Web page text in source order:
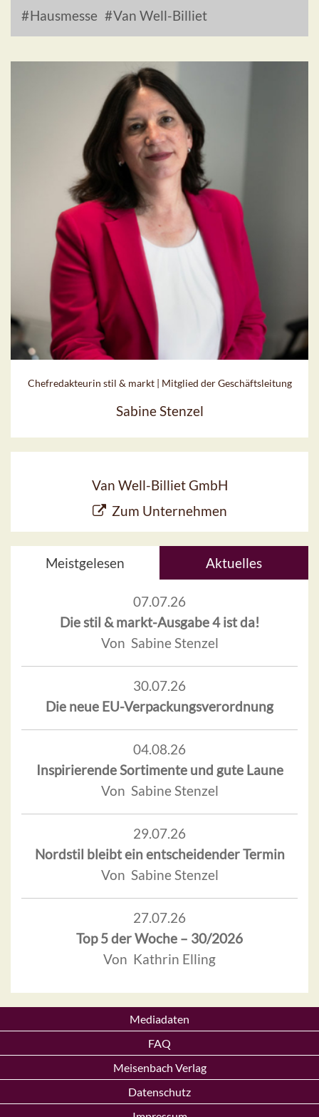
Hausmesse Van Well-Billiet
Chefredakteurin stil & markt | Mitglied der Geschäftsleitung
Sabine Stenzel
Van Well-Billiet GmbH
Zum Unternehmen
Meistgelesen Aktuelles
07.07.26
Die stil & markt-Ausgabe 4 ist da!
Von Sabine Stenzel
30.07.26
Die neue EU-Verpackungsverordnung
04.08.26
Inspirierende Sortimente und gute Laune
Von Sabine Stenzel
29.07.26
Nordstil bleibt ein entscheidender Termin
Von Sabine Stenzel
27.07.26
Top 5 der Woche – 30/2026
Von Kathrin Elling
Mediadaten
FAQ
Meisenbach Verlag
Datenschutz